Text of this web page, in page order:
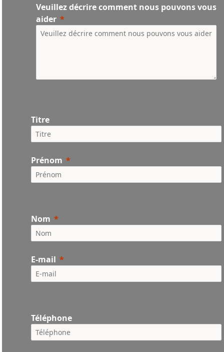
Veuillez décrire comment nous pouvons vous
aider
Titre
Prénom
Nom
E-mail
Téléphone